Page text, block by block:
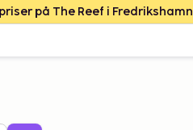
på The Reef i Fredrikshamn